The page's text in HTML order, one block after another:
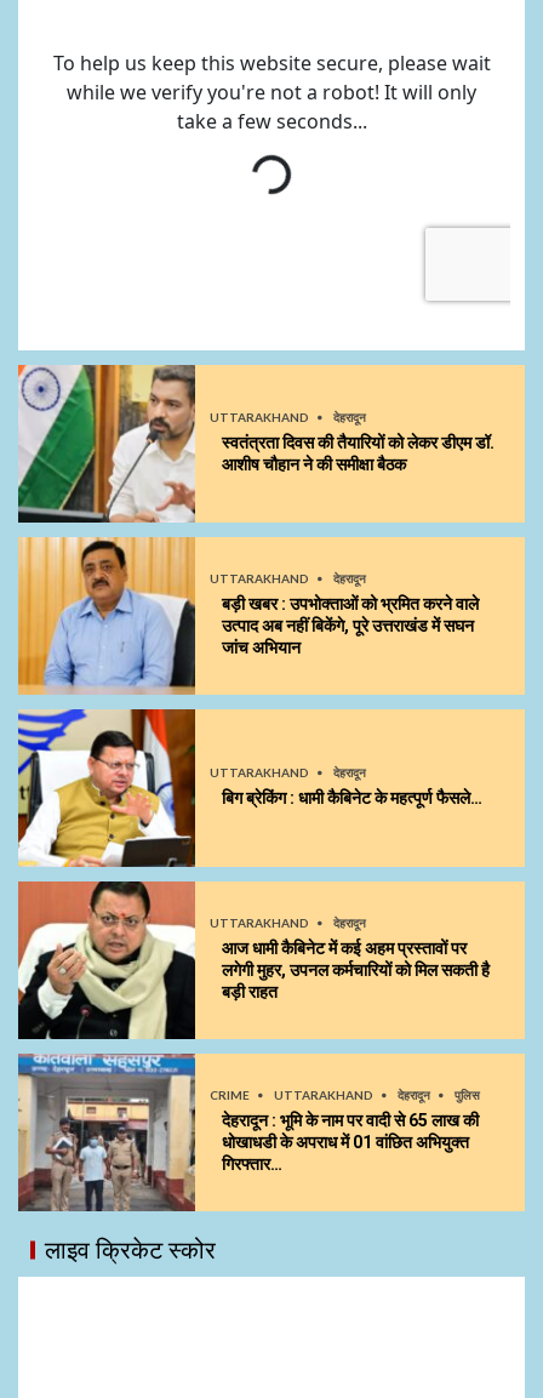
UTTARAKHAND देहरादून
स्वतंत्रता दिवस की तैयारियों को लेकर डीएम डॉ.
आशीष चौहान ने की समीक्षा बैठक
UTTARAKHAND देहरादून
बड़ी खबर : उपभोक्ताओं को भ्रमित करने वाले
उत्पाद अब नहीं बिकेंगे, पूरे उत्तराखंड में सघन
जांच अभियान
UTTARAKHAND देहरादून
बिग ब्रेकिंग : धामी कैबिनेट के महत्पूर्ण फैसले…
UTTARAKHAND देहरादून
आज धामी कैबिनेट में कई अहम प्रस्तावों पर
लगेगी मुहर, उपनल कर्मचारियों को मिल सकती है
बड़ी राहत
CRIME UTTARAKHAND देहरादून पुलिस
देहरादून : भूमि के नाम पर वादी से 65 लाख की
धोखाधडी के अपराध में 01 वांछित अभियुक्त
गिरफ्तार…
लाइव क्रिकेट स्कोर